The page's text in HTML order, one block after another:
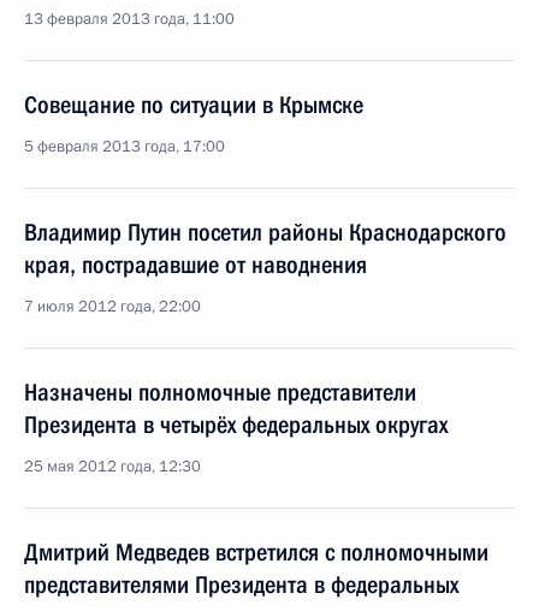
13 февраля 2013 года, 11:00
Совещание по ситуации в Крымске
5 февраля 2013 года, 17:00
Владимир Путин посетил районы Краснодарского
края, пострадавшие от наводнения
7 июля 2012 года, 22:00
Назначены полномочные представители
Президента в четырёх федеральных округах
25 мая 2012 года, 12:30
Дмитрий Медведев встретился с полномочными
представителями Президента в федеральных